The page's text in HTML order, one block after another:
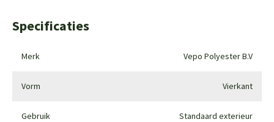
Specificaties
Merk Vepo Polyester B.V
Vorm Vierkant
Gebruik Standaard exterieur